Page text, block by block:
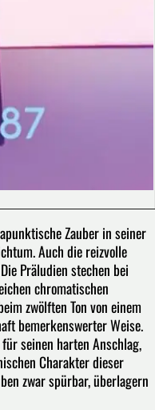
Zauber in seiner
Auch die reizvolle
Präludien stechen bei
chromatischen
zwölften Ton von einem
bemerkenswerter Weise.
seinen harten Anschlag,
Charakter dieser
zwar spürbar, überlagern